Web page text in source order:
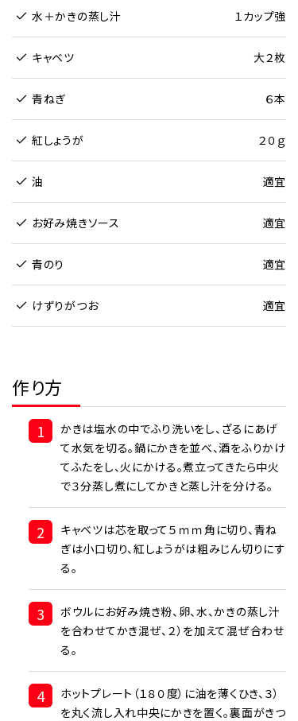
水＋かきの蒸し汁 １カップ強
キャベツ 大２枚
青ねぎ ６本
紅しょうが ２０ｇ
油 適宜
お好み焼きソース 適宜
青のり 適宜
けずりがつお 適宜
作り方
1
かきは塩水の中でふり洗いをし、ざるにあげ
て水気を切る。鍋にかきを並べ、酒をふりかけ
てふたをし、火にかける。煮立ってきたら中火
で３分蒸し煮にしてかきと蒸し汁を分ける。
2
キャベツは芯を取って５ｍｍ角に切り、青ね
ぎは小口切り、紅しょうがは粗みじん切りにす
る。
3
ボウルにお好み焼き粉、卵、水、かきの蒸し汁
を合わせてかき混ぜ、２）を加えて混ぜ合わせ
る。
4
ホットプレート（１８０度）に油を薄くひき、３）
を丸く流し入れ中央にかきを置く。裏面がきつ